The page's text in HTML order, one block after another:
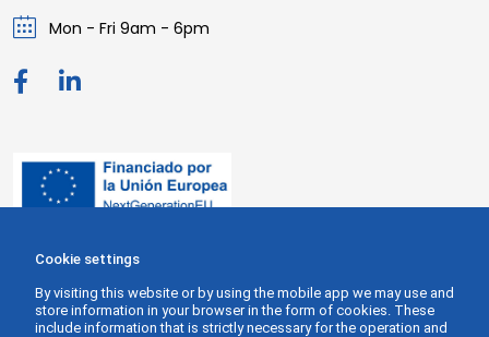
Mon - Fri 9am - 6pm
Cookie settings
By visiting this website or by using the mobile app we may use and
store information in your browser in the form of cookies. These
include information that is strictly necessary for the operation and